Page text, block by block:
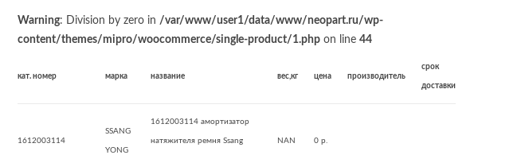
Warning: Division by zero in /var/www/user1/data/www/neopart.ru/wp-
content/themes/mipro/woocommerce/single-product/1.php on line 44
кат. номер марка название вес,кг цена производитель
срок
доставки
1612003114
SSANG
YONG
1612003114 амортизатор
натяжителя ремня Ssang NAN 0 р.